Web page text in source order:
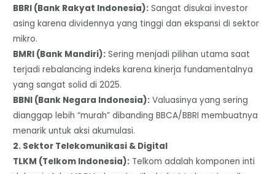
​BBRI (Bank Rakyat Indonesia): Sangat disukai investor
asing karena dividennya yang tinggi dan ekspansi di sektor
mikro.
BMRI (Bank Mandiri): Sering menjadi pilihan utama saat
terjadi rebalancing indeks karena kinerja fundamentalnya
yang sangat solid di 2025.
​BBNI (Bank Negara Indonesia): Valuasinya yang sering
dianggap lebih “murah” dibanding BBCA/BBRI membuatnya
menarik untuk aksi akumulasi.
​2. Sektor Telekomunikasi & Digital
​TLKM (Telkom Indonesia): Telkom adalah komponen inti